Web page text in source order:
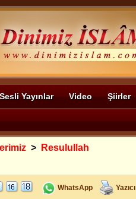
Sesli Yayınlar Video Şiirler
>
Resulullah
WhatsApp Yazıcı